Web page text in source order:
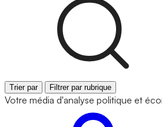
Trier par Filtrer par rubrique
Votre média d'analyse politique et